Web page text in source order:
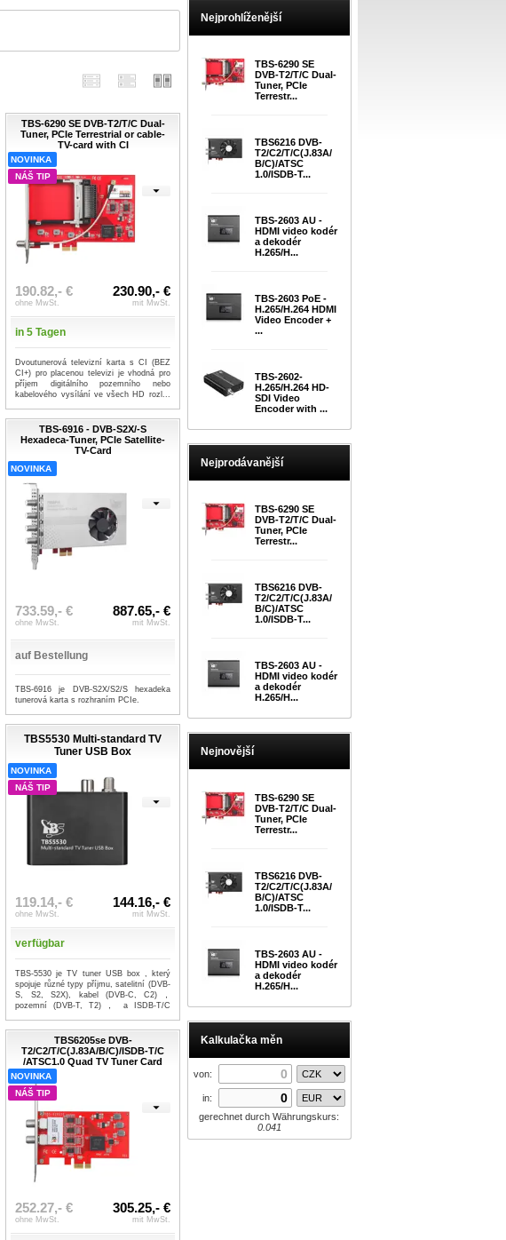
Nejprohlíženější
TBS-6290 SE
DVB-T2/T/C Dual-
Tuner, PCIe
Terrestr...
TBS6216 DVB-
T2/C2/T/C(J.83A/
B/C)/ATSC
1.0/ISDB-T...
TBS-2603 AU -
HDMI video kodér
a dekodér
H.265/H...
TBS-2603 PoE -
H.265/H.264 HDMI
Video Encoder +
...
TBS-2602-
H.265/H.264 HD-
SDI Video
Encoder with ...
Nejprodávanější
TBS-6290 SE
DVB-T2/T/C Dual-
Tuner, PCIe
Terrestr...
TBS6216 DVB-
T2/C2/T/C(J.83A/
B/C)/ATSC
1.0/ISDB-T...
TBS-2603 AU -
HDMI video kodér
a dekodér
H.265/H...
Nejnovější
TBS-6290 SE
DVB-T2/T/C Dual-
Tuner, PCIe
Terrestr...
TBS6216 DVB-
T2/C2/T/C(J.83A/
B/C)/ATSC
1.0/ISDB-T...
TBS-2603 AU -
HDMI video kodér
a dekodér
H.265/H...
Kalkulačka měn
von:
in:
gerechnet durch Währungskurs:
0.041
TBS-6290 SE DVB-T2/T/C Dual-
Tuner, PCIe Terrestrial or cable-
TV-card with CI
NOVINKA
NÁŠ TIP
190.82,- €
ohne MwSt.
230.90,- €
mit MwSt.
in 5 Tagen
Dvoutunerová televizní karta s CI (BEZ
CI+) pro placenou televizi je vhodná pro
příjem digitálního pozemního nebo
kabelového vysílání ve všech HD rozl...
TBS-6916 - DVB-S2X/-S
Hexadeca-Tuner, PCIe Satellite-
TV-Card
NOVINKA
733.59,- €
ohne MwSt.
887.65,- €
mit MwSt.
auf Bestellung
TBS-6916 je DVB-S2X/S2/S hexadeka
tunerová karta s rozhraním PCIe.
TBS5530 Multi-standard TV
Tuner USB Box
NOVINKA
NÁŠ TIP
119.14,- €
ohne MwSt.
144.16,- €
mit MwSt.
verfügbar
TBS-5530 je TV tuner USB box , který
spojuje různé typy příjmu, satelitní (DVB-
S, S2, S2X), kabel (DVB-C, C2)，
pozemní (DVB-T, T2)， a ISDB-T/C
TBS6205se DVB-
T2/C2/T/C(J.83A/B/C)/ISDB-T/C
/ATSC1.0 Quad TV Tuner Card
NOVINKA
NÁŠ TIP
252.27,- €
ohne MwSt.
305.25,- €
mit MwSt.